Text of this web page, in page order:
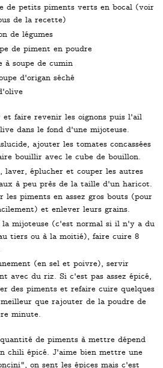
de petits piments verts en bocal (voir
de la recette)
de légumes
de piment en poudre
à soupe de cumin
d'origan séché
et faire revenir les oignons puis l'ail
dans le fond d'une mijoteuse.
ajouter les tomates concassées
bouillir avec le cube de bouillon.
laver, éplucher et couper les autres
à peu près de la taille d'un haricot.
les piments en assez gros bouts (pour
et enlever leurs grains.
mijoteuse (c'est normal si il n'y a du
tiers ou à la moitié), faire cuire 8
(en sel et poivre), servir
avec du riz. Si c'est pas assez épicé,
des piments et refaire cuire quelques
que rajouter de la poudre de
minute.
de piments à mettre dépend
chili épicé. J'aime bien mettre une
on sent les épices mais c'est